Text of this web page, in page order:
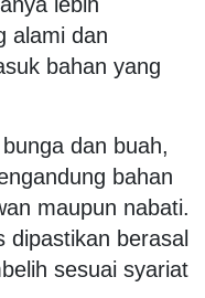
alami dan
bahan yang
dan buah,
bahan
maupun nabati.
dipastikan berasal
sesuai syariat